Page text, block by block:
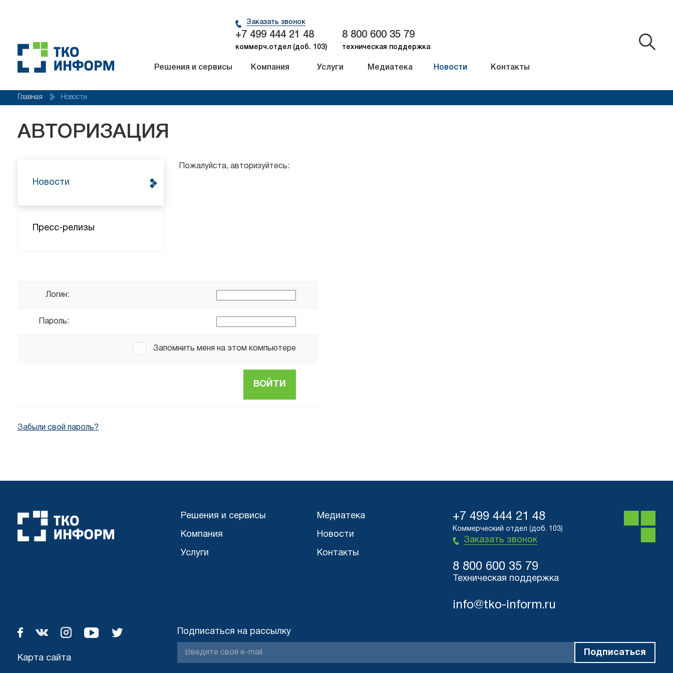
Решения и сервисы Компания Услуги Медиатека Новости Контакты
Заказать звонок
+7 499 444 21 48
коммерч.отдел (доб. 103)
8 800 600 35 79
техническая поддержка
Главная Новости
АВТОРИЗАЦИЯ
Новости
Пресс-релизы
Пожалуйста, авторизуйтесь:
Логин:
Пароль:
Запомнить меня на этом компьютере
Забыли свой пароль?
Решения и сервисы
Компания
Услуги
Медиатека
Новости
Контакты
Подписаться на рассылку
Карта сайта
+7 499 444 21 48
Коммерческий отдел (доб. 103)
Заказать звонок
8 800 600 35 79
Техническая поддержка
info@tko-inform.ru